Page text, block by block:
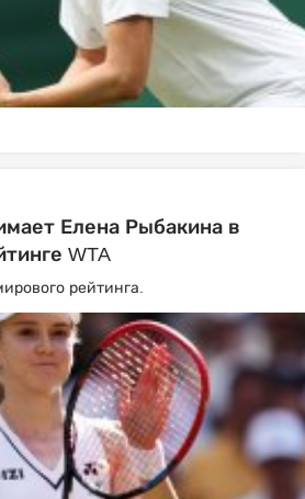
Елена Рыбакина в
WTA
рейтинга.